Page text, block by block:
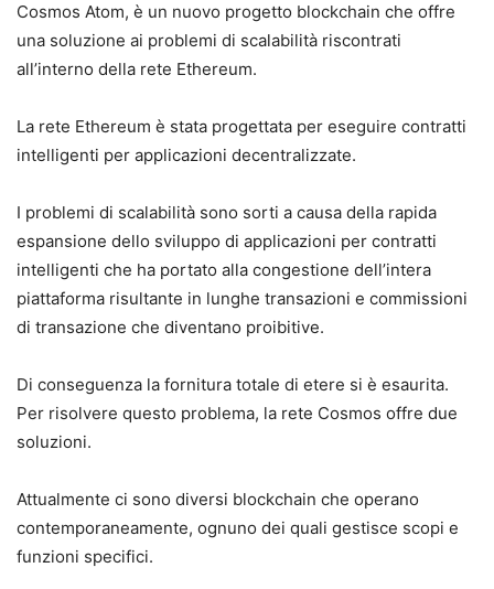
Cosmos Atom, è un nuovo progetto blockchain che offre
una soluzione ai problemi di scalabilità riscontrati
all’interno della rete Ethereum.
La rete Ethereum è stata progettata per eseguire contratti
intelligenti per applicazioni decentralizzate.
I problemi di scalabilità sono sorti a causa della rapida
espansione dello sviluppo di applicazioni per contratti
intelligenti che ha portato alla congestione dell’intera
piattaforma risultante in lunghe transazioni e commissioni
di transazione che diventano proibitive.
Di conseguenza la fornitura totale di etere si è esaurita.
Per risolvere questo problema, la rete Cosmos offre due
soluzioni.
Attualmente ci sono diversi blockchain che operano
contemporaneamente, ognuno dei quali gestisce scopi e
funzioni specifici.